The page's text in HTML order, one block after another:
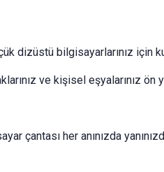
dizüstü bilgisayarlarınız için
ve kişisel eşyalarınız ön
çantası her anınızda